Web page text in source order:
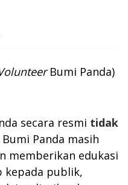
Bumi Panda)
secara resmi tidak
Panda masih
memberikan edukasi
kepada publik,